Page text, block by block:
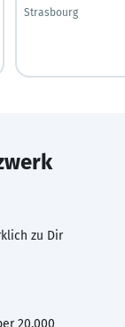
Strasbourg
zu Dir
20.000